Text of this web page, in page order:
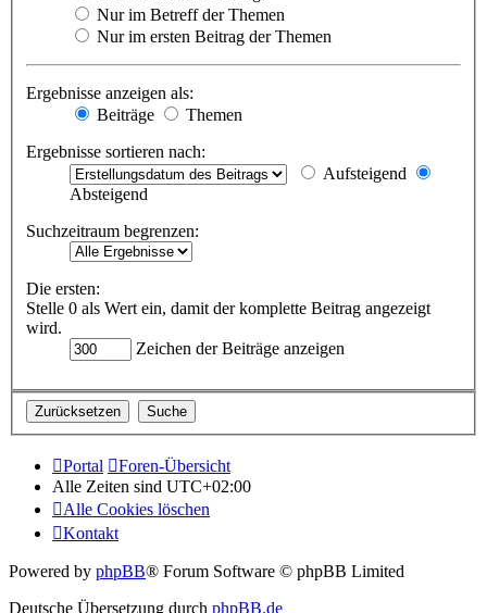
Nur im Betreff der Themen
Nur im ersten Beitrag der Themen
Ergebnisse anzeigen als:
Beiträge
Themen
Ergebnisse sortieren nach:
Aufsteigend
Absteigend
Suchzeitraum begrenzen:
Die ersten:
Stelle 0 als Wert ein, damit der komplette Beitrag angezeigt
wird.
Zeichen der Beiträge anzeigen
Portal
Foren-Übersicht
Alle Zeiten sind UTC+02:00
Alle Cookies löschen
Kontakt
Powered by phpBB® Forum Software © phpBB Limited
Deutsche Übersetzung durch phpBB.de